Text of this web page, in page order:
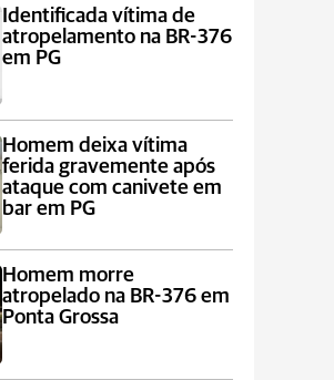
Identificada vítima de
atropelamento na BR-376
em PG
Homem deixa vítima
ferida gravemente após
ataque com canivete em
bar em PG
Homem morre
atropelado na BR-376 em
Ponta Grossa